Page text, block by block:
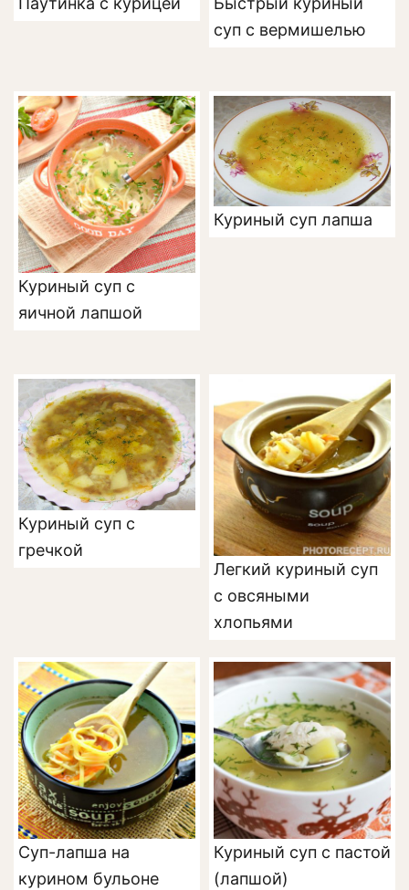
суп с вермишелью
Куриный суп с
яичной лапшой
Куриный cуп лапша
Куриный суп с
гречкой
Легкий куриный суп
с овсяными
хлопьями
Суп-лапша на
курином бульоне
Куриный суп с пастой
(лапшой)